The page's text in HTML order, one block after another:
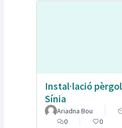
Instal·lació
Sínia
Ariadna Bou
0
0